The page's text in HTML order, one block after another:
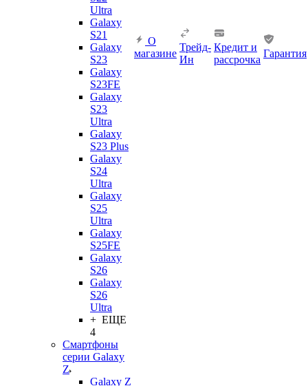
Ultra
Galaxy
S21
Galaxy
S23
Galaxy
S23FE
Galaxy
S23
Ultra
Galaxy
S23 Plus
Galaxy
S24
Ultra
Galaxy
S25
Ultra
Galaxy
S25FE
Galaxy
S26
Galaxy
S26
Ultra
+ ЕЩЕ
4
Смартфоны
серии Galaxy
Z
Galaxy Z
О
магазине
Трейд-
Ин
Кредит и
рассрочка
Гарантия